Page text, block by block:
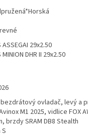
ASSEGAI 29x2.50
MINION DHR II 29x2.50
ovladač, levý a
M1 2025, vidlice FOX
brzdy SRAM DB8 Stealth